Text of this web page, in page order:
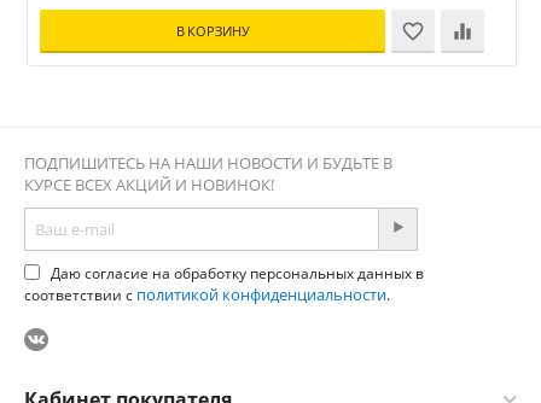
В КОРЗИНУ
ПОДПИШИТЕСЬ НА НАШИ НОВОСТИ И БУДЬТЕ В
КУРСЕ ВСЕХ АКЦИЙ И НОВИНОК!
Даю согласие на обработку персональных данных в
соответствии с политикой конфиденциальности.